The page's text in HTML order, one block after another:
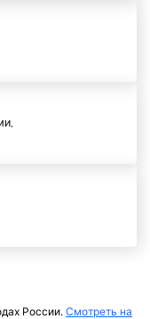
России. Смотреть на